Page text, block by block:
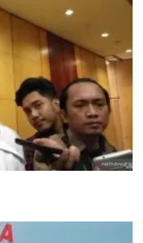
triliun untuk program